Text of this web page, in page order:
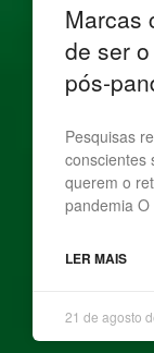
Marcas
de ser
pós-
Pesquisas
conscientes
querem o
pandemia
LER MAIS
21 de agosto